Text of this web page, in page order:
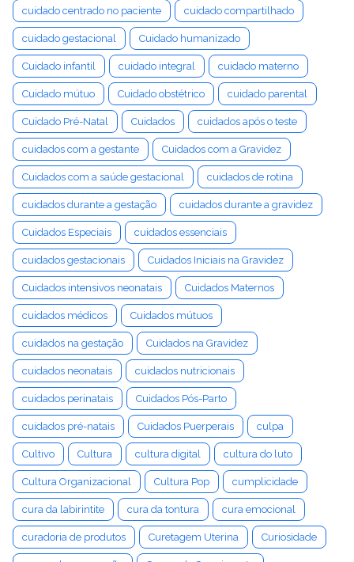
cuidado centrado no paciente cuidado compartilhado
cuidado gestacional Cuidado humanizado
Cuidado infantil cuidado integral cuidado materno
Cuidado mútuo Cuidado obstétrico cuidado parental
Cuidado Pré-Natal Cuidados cuidados após o teste
cuidados com a gestante Cuidados com a Gravidez
Cuidados com a saúde gestacional cuidados de rotina
cuidados durante a gestação cuidados durante a gravidez
Cuidados Especiais cuidados essenciais
cuidados gestacionais Cuidados Iniciais na Gravidez
Cuidados intensivos neonatais Cuidados Maternos
cuidados médicos Cuidados mútuos
cuidados na gestação Cuidados na Gravidez
cuidados neonatais cuidados nutricionais
cuidados perinatais Cuidados Pós-Parto
cuidados pré-natais Cuidados Puerperais culpa
Cultivo Cultura cultura digital cultura do luto
Cultura Organizacional Cultura Pop cumplicidade
cura da labirintite cura da tontura cura emocional
curadoria de produtos Curetagem Uterina Curiosidade